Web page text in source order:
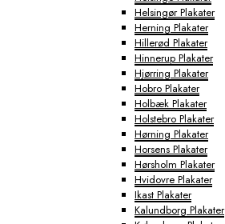
Helsingør Plakater
Herning Plakater
Hillerød Plakater
Hinnerup Plakater
Hjørring Plakater
Hobro Plakater
Holbæk Plakater
Holstebro Plakater
Hørning Plakater
Horsens Plakater
Hørsholm Plakater
Hvidovre Plakater
Ikast Plakater
Kalundborg Plakater